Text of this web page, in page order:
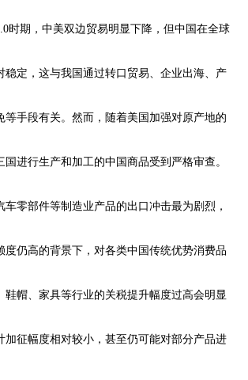
时期，中美双边贸易明显下降，但中国在全球
稳定，这与我国通过转口贸易、企业出海、产
等手段有关。然而，随着美国加强对原产地的
进行生产和加工的中国商品受到严格审查。
车零部件等制造业产品的出口冲击最为剧烈，
度仍高的背景下，对各类中国传统优势消费品
鞋帽、家具等行业的关税提升幅度过高会明显
加征幅度相对较小，甚至仍可能对部分产品进